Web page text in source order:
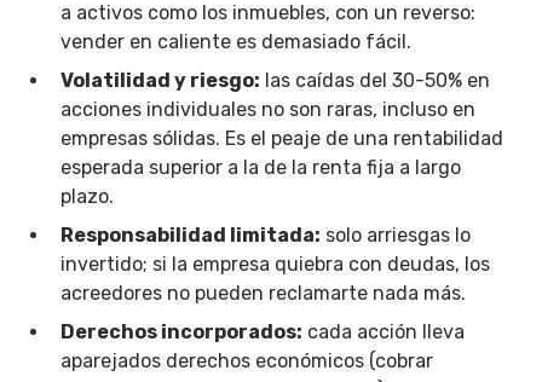
a activos como los inmuebles, con un reverso:
vender en caliente es demasiado fácil.
Volatilidad y riesgo: las caídas del 30-50% en
acciones individuales no son raras, incluso en
empresas sólidas. Es el peaje de una rentabilidad
esperada superior a la de la renta fija a largo
plazo.
Responsabilidad limitada: solo arriesgas lo
invertido; si la empresa quiebra con deudas, los
acreedores no pueden reclamarte nada más.
Derechos incorporados: cada acción lleva
aparejados derechos económicos (cobrar